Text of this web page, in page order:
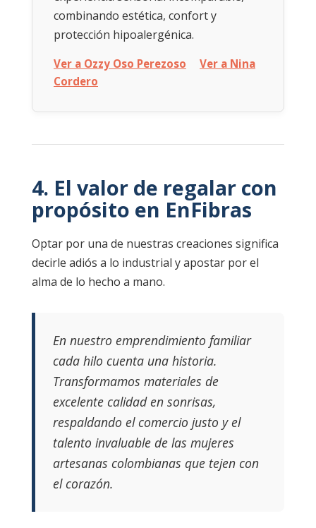
combinando estética, confort y
protección hipoalergénica.
Ver a Ozzy Oso Perezoso
Ver a Nina
Cordero
4. El valor de regalar con
propósito en EnFibras
Optar por una de nuestras creaciones significa
decirle adiós a lo industrial y apostar por el
alma de lo hecho a mano.
En nuestro emprendimiento familiar
cada hilo cuenta una historia.
Transformamos materiales de
excelente calidad en sonrisas,
respaldando el comercio justo y el
talento invaluable de las mujeres
artesanas colombianas que tejen con
el corazón.